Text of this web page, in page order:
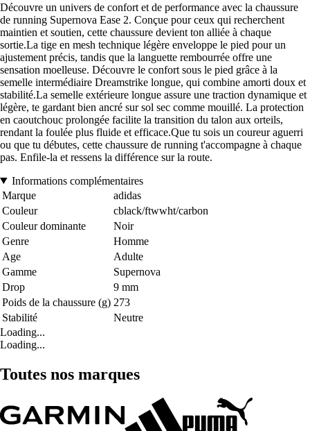
Découvre un univers de confort et de performance avec la chaussure
de running Supernova Ease 2. Conçue pour ceux qui recherchent
maintien et soutien, cette chaussure devient ton alliée à chaque
sortie.La tige en mesh technique légère enveloppe le pied pour un
ajustement précis, tandis que la languette rembourrée offre une
sensation moelleuse. Découvre le confort sous le pied grâce à la
semelle intermédiaire Dreamstrike longue, qui combine amorti doux et
stabilité.La semelle extérieure longue assure une traction dynamique et
légère, te gardant bien ancré sur sol sec comme mouillé. La protection
en caoutchouc prolongée facilite la transition du talon aux orteils,
rendant la foulée plus fluide et efficace.Que tu sois un coureur aguerri
ou que tu débutes, cette chaussure de running t'accompagne à chaque
pas. Enfile-la et ressens la différence sur la route.
Informations complémentaires
Marque
adidas
Couleur
cblack/ftwwht/carbon
Couleur dominante
Noir
Genre
Homme
Age
Adulte
Gamme
Supernova
Drop
9 mm
Poids de la chaussure (g) 273
Stabilité
Neutre
Loading...
Loading...
Toutes nos marques